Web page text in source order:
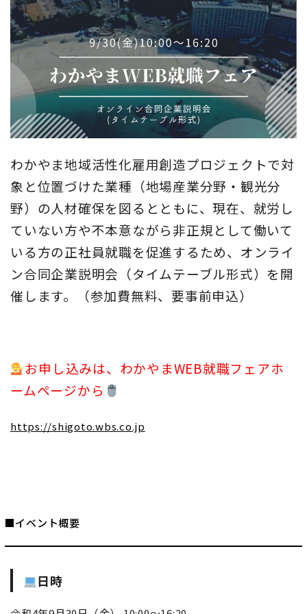
地域おこし協力隊
わかやま地域活性化雇用創造プロジェクトで対
象と位置づけた業種（地場産業分野・観光分
野）の人材確保を図るとともに、現在、就労し
ていない方や不本意ながら非正規として働いて
いる方の正社員就職を促進するため、オンライ
ン合同企業説明会（タイムテーブル形式）を開
催します。（参加費無料、要事前申込）
お申し込みは、わかやまWEB就職フェアホ
ームページから
https://shigoto.wbs.co.jp
■イベント概要
日時